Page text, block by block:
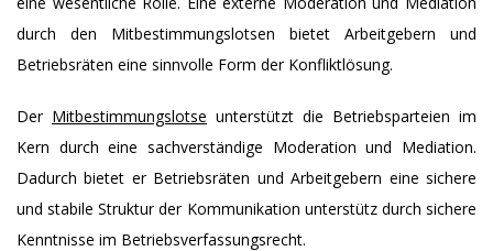
durch den Mitbestimmungslotsen bietet Arbeitgebern und
Betriebsräten eine sinnvolle Form der Konfliktlösung.
Der Mitbestimmungslotse unterstützt die Betriebsparteien im
Kern durch eine sachverständige Moderation und Mediation.
Dadurch bietet er Betriebsräten und Arbeitgebern eine sichere
und stabile Struktur der Kommunikation unterstütz durch sichere
Kenntnisse im Betriebsverfassungsrecht.